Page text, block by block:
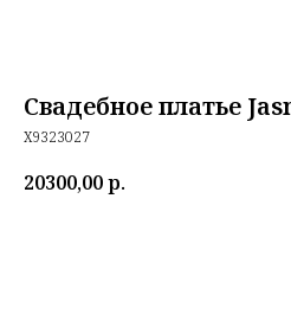
Свадебное платье
X9323027
20300,00р.